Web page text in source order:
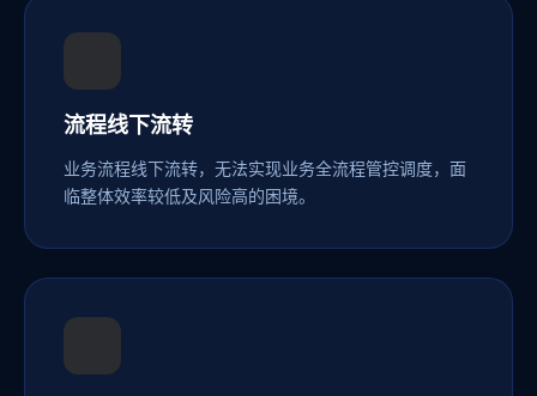
流程线下流转
业务流程线下流转，无法实现业务全流程管控调度，面
临整体效率较低及风险高的困境。